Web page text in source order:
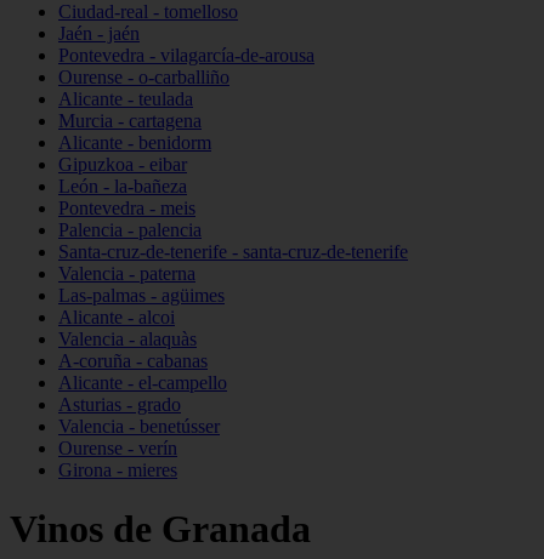
Ciudad-real - tomelloso
Jaén - jaén
Pontevedra - vilagarcía-de-arousa
Ourense - o-carballiño
Alicante - teulada
Murcia - cartagena
Alicante - benidorm
Gipuzkoa - eibar
León - la-bañeza
Pontevedra - meis
Palencia - palencia
Santa-cruz-de-tenerife - santa-cruz-de-tenerife
Valencia - paterna
Las-palmas - agüimes
Alicante - alcoi
Valencia - alaquàs
A-coruña - cabanas
Alicante - el-campello
Asturias - grado
Valencia - benetússer
Ourense - verín
Girona - mieres
Vinos de Granada